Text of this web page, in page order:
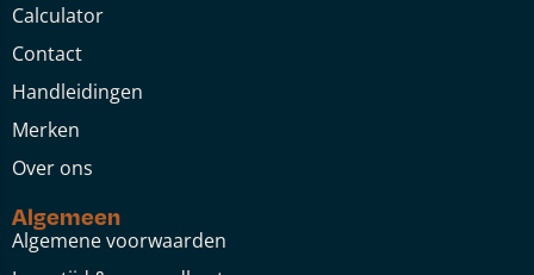
Calculator
Contact
Handleidingen
Merken
Over ons
Algemeen
Algemene voorwaarden